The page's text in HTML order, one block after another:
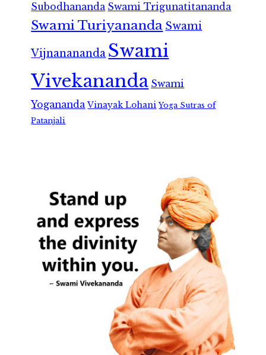
Subodhananda Swami Trigunatitananda
Swami Turiyananda Swami
Vijnanananda Swami
Vivekananda Swami
Yogananda Vinayak Lohani Yoga Sutras of
Patanjali